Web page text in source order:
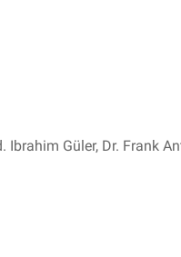
Ibrahim Güler, Dr. Frank